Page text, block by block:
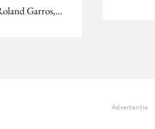
Garros,…
Advertentie